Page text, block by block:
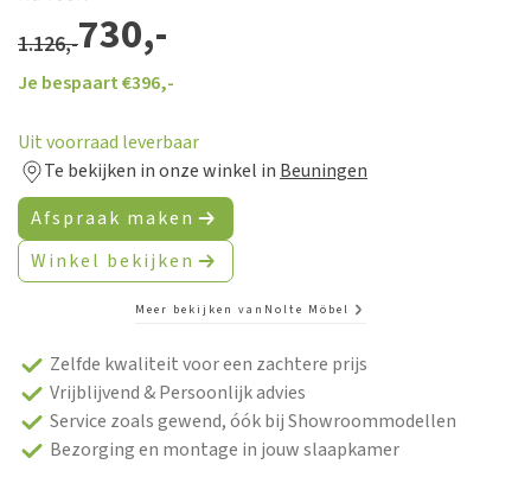
1.126,-730,-
Je bespaart €396,-
Uit voorraad leverbaar
Te bekijken in onze winkel in Beuningen
Afspraak maken
Winkel bekijken
Meer bekijken van Nolte Möbel
Zelfde kwaliteit voor een zachtere prijs
Vrijblijvend & Persoonlijk advies
Service zoals gewend, óók bij Showroommodellen
Bezorging en montage in jouw slaapkamer